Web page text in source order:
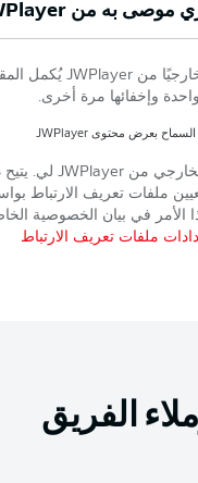
موصى به من
منJWPlayer يُكمل
وإخفائها مرة أخرى.
السماح بعرض محتوىJWPlayer
منJWPlayer لي. يتيح
ملفات تعريف الارتباط
الأمر في بيان الخصوصية
ملفات تعريف الارتباط
الفريق